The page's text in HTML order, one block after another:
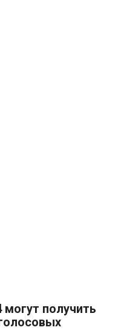
могут получить